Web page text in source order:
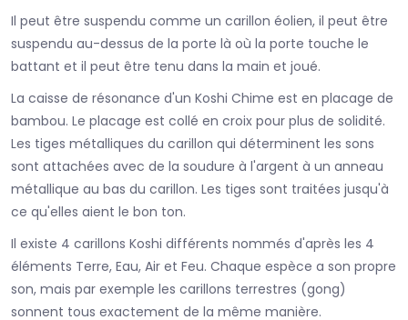
Il peut être suspendu comme un carillon éolien, il peut être
suspendu au-dessus de la porte là où la porte touche le
battant et il peut être tenu dans la main et joué.
La caisse de résonance d'un Koshi Chime est en placage de
bambou. Le placage est collé en croix pour plus de solidité.
Les tiges métalliques du carillon qui déterminent les sons
sont attachées avec de la soudure à l'argent à un anneau
métallique au bas du carillon. Les tiges sont traitées jusqu'à
ce qu'elles aient le bon ton.
Il existe 4 carillons Koshi différents nommés d'après les 4
éléments Terre, Eau, Air et Feu. Chaque espèce a son propre
son, mais par exemple les carillons terrestres (gong)
sonnent tous exactement de la même manière.